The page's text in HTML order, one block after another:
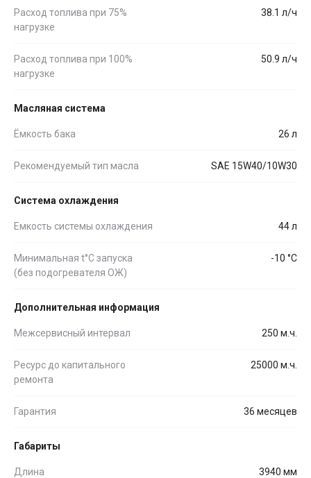
Расход топлива при 75%
нагрузке
38.1 л/ч
Расход топлива при 100%
нагрузке
50.9 л/ч
Масляная система
Ёмкость бака 26 л
Рекомендуемый тип масла SAE 15W40/10W30
Система охлаждения
Емкость системы охлаждения 44 л
Минимальная t°С запуска
(без подогревателя ОЖ)
-10 °С
Дополнительная информация
Межсервисный интервал 250 м.ч.
Ресурс до капитального
ремонта
25000 м.ч.
Гарантия 36 месяцев
Габариты
Длина 3940 мм